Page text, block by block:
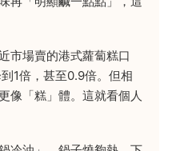
市場賣的港式蘿蔔糕口
1倍，甚至0.9倍。但相
像「糕」體。這就看個人